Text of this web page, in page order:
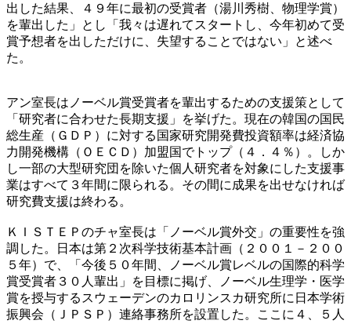
出した結果、４９年に最初の受賞者（湯川秀樹、物理学賞）
を輩出した」とし「我々は遅れてスタートし、今年初めて受
賞予想者を出しただけに、失望することではない」と述べ
た。
アン室長はノーベル賞受賞者を輩出するための支援策として
「研究者に合わせた長期支援」を挙げた。現在の韓国の国民
総生産（ＧＤＰ）に対する国家研究開発費投資額率は経済協
力開発機構（ＯＥＣＤ）加盟国でトップ（４．４％）。しか
し一部の大型研究団を除いた個人研究者を対象にした支援事
業はすべて３年間に限られる。その間に成果を出せなければ
研究費支援は終わる。
ＫＩＳＴＥＰのチャ室長は「ノーベル賞外交」の重要性を強
調した。日本は第２次科学技術基本計画（２００１－２００
５年）で、「今後５０年間、ノーベル賞レベルの国際的科学
賞受賞者３０人輩出」を目標に掲げ、ノーベル生理学・医学
賞を授与するスウェーデンのカロリンスカ研究所に日本学術
振興会（ＪＰＳＰ）連絡事務所を設置した。ここに４、５人